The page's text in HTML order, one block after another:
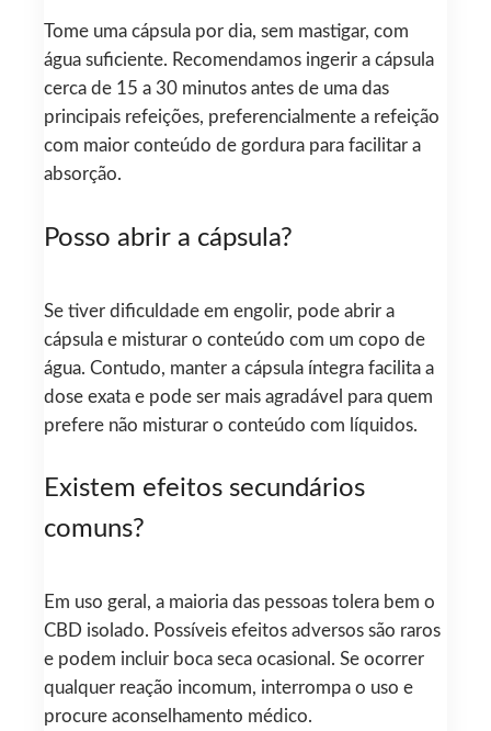
Tome uma cápsula por dia, sem mastigar, com
água suficiente. Recomendamos ingerir a cápsula
cerca de 15 a 30 minutos antes de uma das
principais refeições, preferencialmente a refeição
com maior conteúdo de gordura para facilitar a
absorção.
Posso abrir a cápsula?
Se tiver dificuldade em engolir, pode abrir a
cápsula e misturar o conteúdo com um copo de
água. Contudo, manter a cápsula íntegra facilita a
dose exata e pode ser mais agradável para quem
prefere não misturar o conteúdo com líquidos.
Existem efeitos secundários
comuns?
Em uso geral, a maioria das pessoas tolera bem o
CBD isolado. Possíveis efeitos adversos são raros
e podem incluir boca seca ocasional. Se ocorrer
qualquer reação incomum, interrompa o uso e
procure aconselhamento médico.